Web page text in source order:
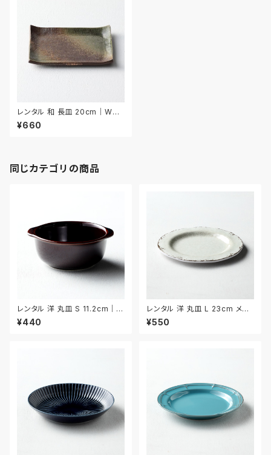
レンタル 和 長皿 20cm｜WNA
018
¥660
同じカテゴリの商品
レンタル 洋 丸皿 S 11.2cm｜Y
MS013
¥440
レンタル 洋 丸皿 L 23cm メラ
ミン製｜YML029
¥550